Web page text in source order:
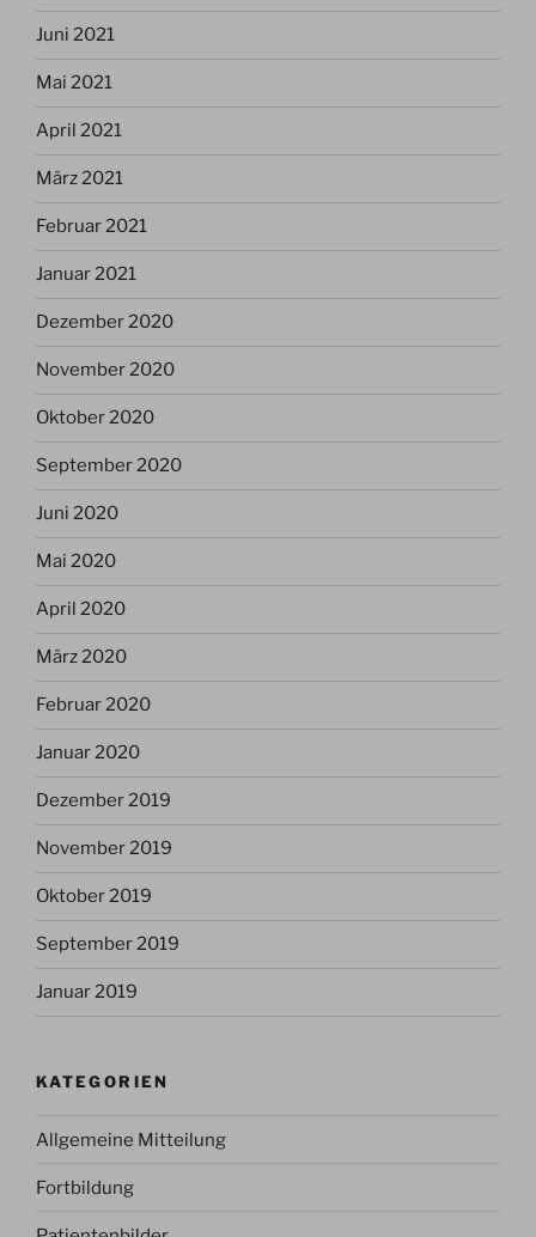
Juni 2021
Mai 2021
April 2021
März 2021
Februar 2021
Januar 2021
Dezember 2020
November 2020
Oktober 2020
September 2020
Juni 2020
Mai 2020
April 2020
März 2020
Februar 2020
Januar 2020
Dezember 2019
November 2019
Oktober 2019
September 2019
Januar 2019
KATEGORIEN
Allgemeine Mitteilung
Fortbildung